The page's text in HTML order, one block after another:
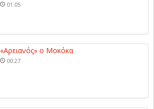
01:05
«Αρειανός» ο Μοκόκα
00:27